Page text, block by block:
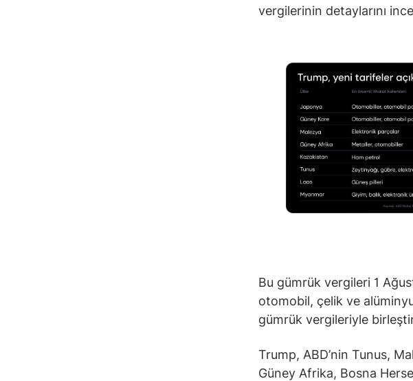
vergilerinin detaylarını
Bu gümrük vergileri 1
otomobil, çelik ve
gümrük vergileriyle
Trump, ABD’nin Tunus,
Güney Afrika, Bosna